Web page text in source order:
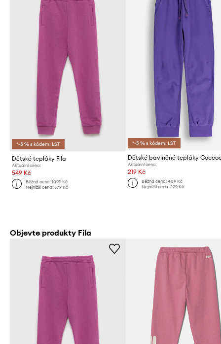
*-5 % s kódem: LST
Dětské tepláky Fila
Aktuální cena:
549 Kč
Běžná cena:1099 Kč
Nejnižší cena:579 Kč
*-5 % s kódem: LST
Dětské bavlněné tepláky
Aktuální cena:
219 Kč
Běžná cena: 409 Kč
Nejnižší cena: 229 Kč
Objevte produkty Fila